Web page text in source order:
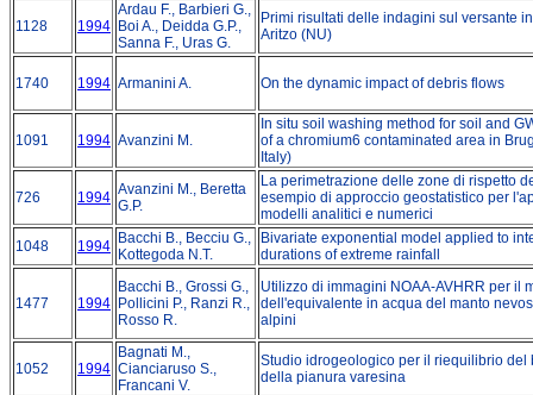
1128 1994
Ardau F., Barbieri G.,
Boi A., Deidda G.P.,
Sanna F., Uras G.
Primi risultati delle indagini sul versante
Aritzo (NU)
1740 1994 Armanini A. On the dynamic impact of debris flows
1091 1994 Avanzini M.
In situ soil washing method for soil and
of a chromium6 contaminated area in
Italy)
726 1994 Avanzini M., Beretta
G.P.
La perimetrazione delle zone di rispetto
esempio di approccio geostatistico per
modelli analitici e numerici
1048
1994 Bacchi B., Becciu G.,
Kottegoda N.T.
Bivariate exponential model applied to
durations of extreme rainfall
1477 1994
Bacchi B., Grossi G.,
Pollicini P., Ranzi R.,
Rosso R.
Utilizzo di immagini NOAA-AVHRR per il
dell'equivalente in acqua del manto
alpini
1052 1994
Bagnati M.,
Cianciaruso S.,
Francani V.
Studio idrogeologico per il riequilibrio del
della pianura varesina